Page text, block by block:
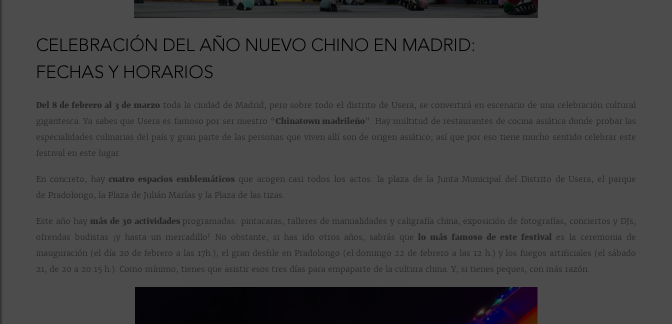
CELEBRACIÓN DEL AÑO NUEVO CHINO EN MADRID:
FECHAS Y HORARIOS
Del 8 de febrero al 3 de marzo toda la ciudad de Madrid, pero sobre todo el distrito de Usera, se convertirá en escenario de una celebración cultural
gigantesca. Ya sabes que Usera es famoso por ser nuestro “Chinatown madrileño”. Hay multitud de restaurantes de cocina asiática donde probar las
especialidades culinarias del país y gran parte de las personas que viven allí son de origen asiático; así que por eso tiene mucho sentido celebrar este
festival en este lugar.
En concreto, hay cuatro espacios emblemáticos que acogen casi todos los actos: la plaza de la Junta Municipal del Distrito de Usera, el parque
de Pradolongo, la Plaza de Julián Marías y la Plaza de las tizas.
Este año hay más de 30 actividades programadas: pintacaras, talleres de manualidades y caligrafía china, exposición de fotografías, conciertos y DJs,
ofrendas budistas ¡y hasta un mercadillo! No obstante, si has ido otros años, sabrás que lo más famoso de este festival es la ceremonia de
inauguración (el día 20 de febrero a las 17h.), el gran desfile en Pradolongo (el domingo 22 de febrero a las 12 h.) y los fuegos artificiales (el sábado
21, de 20 a 20:15 h.). Como mínimo, tienes que asistir esos tres días para empaparte de la cultura china. Y, si tienes peques, con más razón.